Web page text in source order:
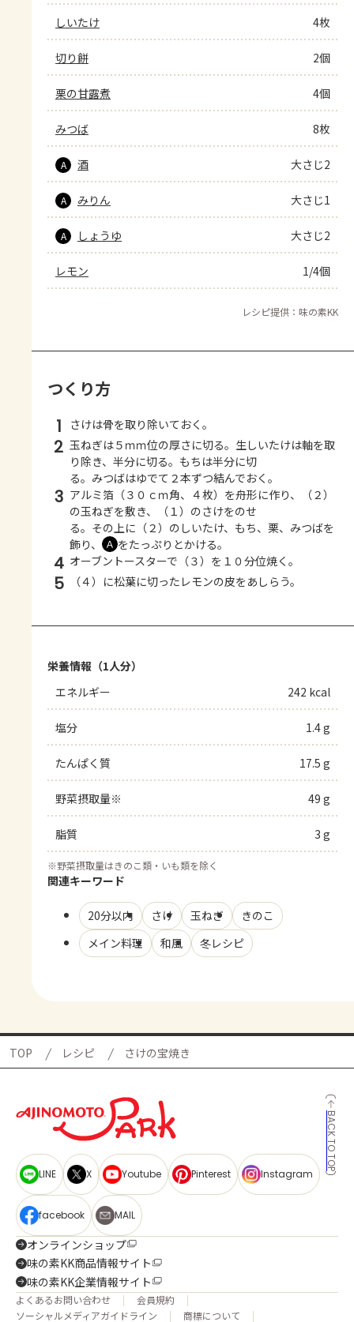
しいたけ 4枚
切り餅 2個
栗の甘露煮 4個
みつば 8枚
A 酒 大さじ2
A みりん 大さじ1
A しょうゆ 大さじ2
レモン 1/4個
レシピ提供：味の素KK
つくり方
1 さけは骨を取り除いておく。
2 玉ねぎは５ｍｍ位の厚さに切る。生しいたけは軸を取
り除き、半分に切る。もちは半分に切
る。みつばはゆでて２本ずつ結んでおく。
3 アルミ箔（３０ｃｍ角、４枚）を舟形に作り、（２）
の玉ねぎを敷き、（１）のさけをのせ
る。その上に（２）のしいたけ、もち、栗、みつばを
飾り、
Ａ をたっぷりとかける。
4 オーブントースターで（３）を１０分位焼く。
5 （４）に松葉に切ったレモンの皮をあしらう。
栄養情報（1人分）
エネルギー
242 kcal
塩分 1.4 g
たんぱく質 17.5 g
野菜摂取量※ 49 g
脂質 3 g
※野菜摂取量はきのこ類・いも類を除く
関連キーワード
20分以内 さけ 玉ねぎ
きのこ
メイン料理
和風 冬レシピ
TOP レシピ さけの宝焼き
BACK TO TOP
LINE X Youtube Pinterest Instagram
facebook MAIL
オンラインショップ
味の素KK商品情報サイト
味の素KK企業情報サイト
よくあるお問い合わせ
会員規約
ソーシャルメディアガイドライン
商標について